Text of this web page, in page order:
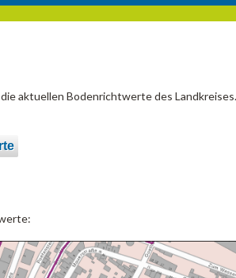
aktuellen Bodenrichtwerte des Landkreises.